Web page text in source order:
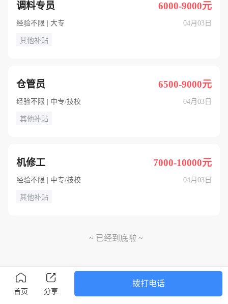
调料专员 6000-9000元
经验不限 | 大专 04月03日
其他补贴
仓管员 6500-9000元
经验不限 | 中专/技校 04月03日
其他补贴
机修工 7000-10000元
经验不限 | 中专/技校 04月03日
其他补贴
~ 已经到底啦 ~
首页 分享
拨打电话